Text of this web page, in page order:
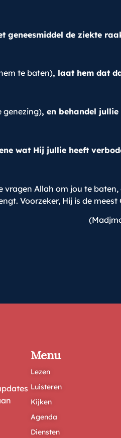
geneesmiddel de ziekte
te baten), laat hem dat
genezing), en behandel
wat Hij jullie heeft
vragen Allah om jou te
Voorzeker, Hij is de meest
Menu
Lezen
Luisteren
Kijken
Agenda
Diensten